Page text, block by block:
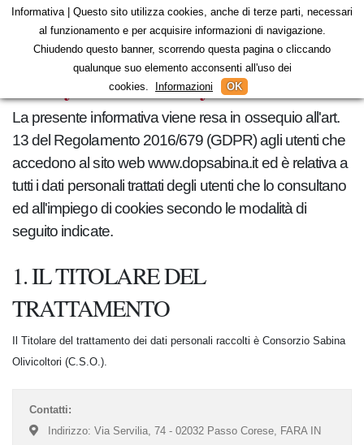
Privacy & Cookie Policy
La presente informativa viene resa in ossequio all'art.
13 del Regolamento 2016/679 (GDPR) agli utenti che
accedono al sito web www.dopsabina.it ed è relativa a
tutti i dati personali trattati degli utenti che lo consultano
ed all'impiego di cookies secondo le modalità di
seguito indicate.
1. IL TITOLARE DEL
TRATTAMENTO
Il Titolare del trattamento dei dati personali raccolti è Consorzio Sabina
Olivicoltori (C.S.O.).
Contatti:
Indirizzo: Via Servilia, 74 - 02032 Passo Corese, FARA IN
Informativa | Questo sito utilizza cookies, anche di terze parti, necessari
al funzionamento e per acquisire informazioni di navigazione.
Chiudendo questo banner, scorrendo questa pagina o cliccando
qualunque suo elemento acconsenti all'uso dei
cookies.
Informazioni OK